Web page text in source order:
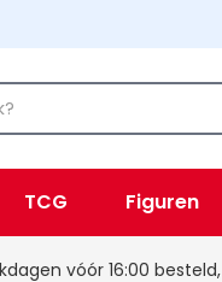
TCG Figuren
vóór 16:00 besteld,